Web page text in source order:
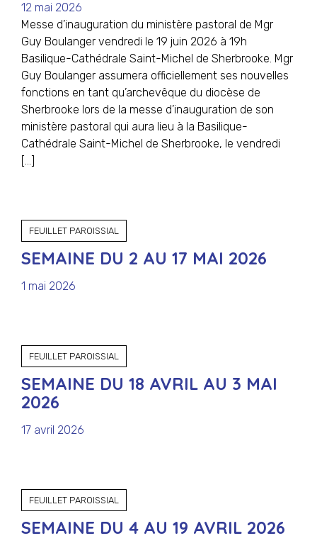
12 mai 2026
Messe d’inauguration du ministère pastoral de Mgr
Guy Boulanger vendredi le 19 juin 2026 à 19h
Basilique-Cathédrale Saint-Michel de Sherbrooke. Mgr
Guy Boulanger assumera officiellement ses nouvelles
fonctions en tant qu’archevêque du diocèse de
Sherbrooke lors de la messe d’inauguration de son
ministère pastoral qui aura lieu à la Basilique-
Cathédrale Saint-Michel de Sherbrooke, le vendredi
[…]
FEUILLET PAROISSIAL
SEMAINE DU 2 AU 17 MAI 2026
1 mai 2026
FEUILLET PAROISSIAL
SEMAINE DU 18 AVRIL AU 3 MAI
2026
17 avril 2026
FEUILLET PAROISSIAL
SEMAINE DU 4 AU 19 AVRIL 2026